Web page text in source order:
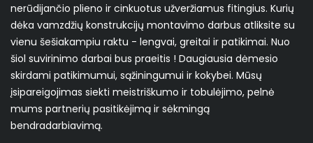
nerūdijančio plieno ir cinkuotus užveržiamus fitingius. Kurių
dėka vamzdžių konstrukcijų montavimo darbus atliksite su
vienu šešiakampiu raktu - lengvai, greitai ir patikimai. Nuo
šiol suvirinimo darbai bus praeitis ! Daugiausia dėmesio
skirdami patikimumui, sąžiningumui ir kokybei. Mūsų
įsipareigojimas siekti meistriškumo ir tobulėjimo, pelnė
mums partnerių pasitikėjimą ir sėkmingą
bendradarbiavimą.